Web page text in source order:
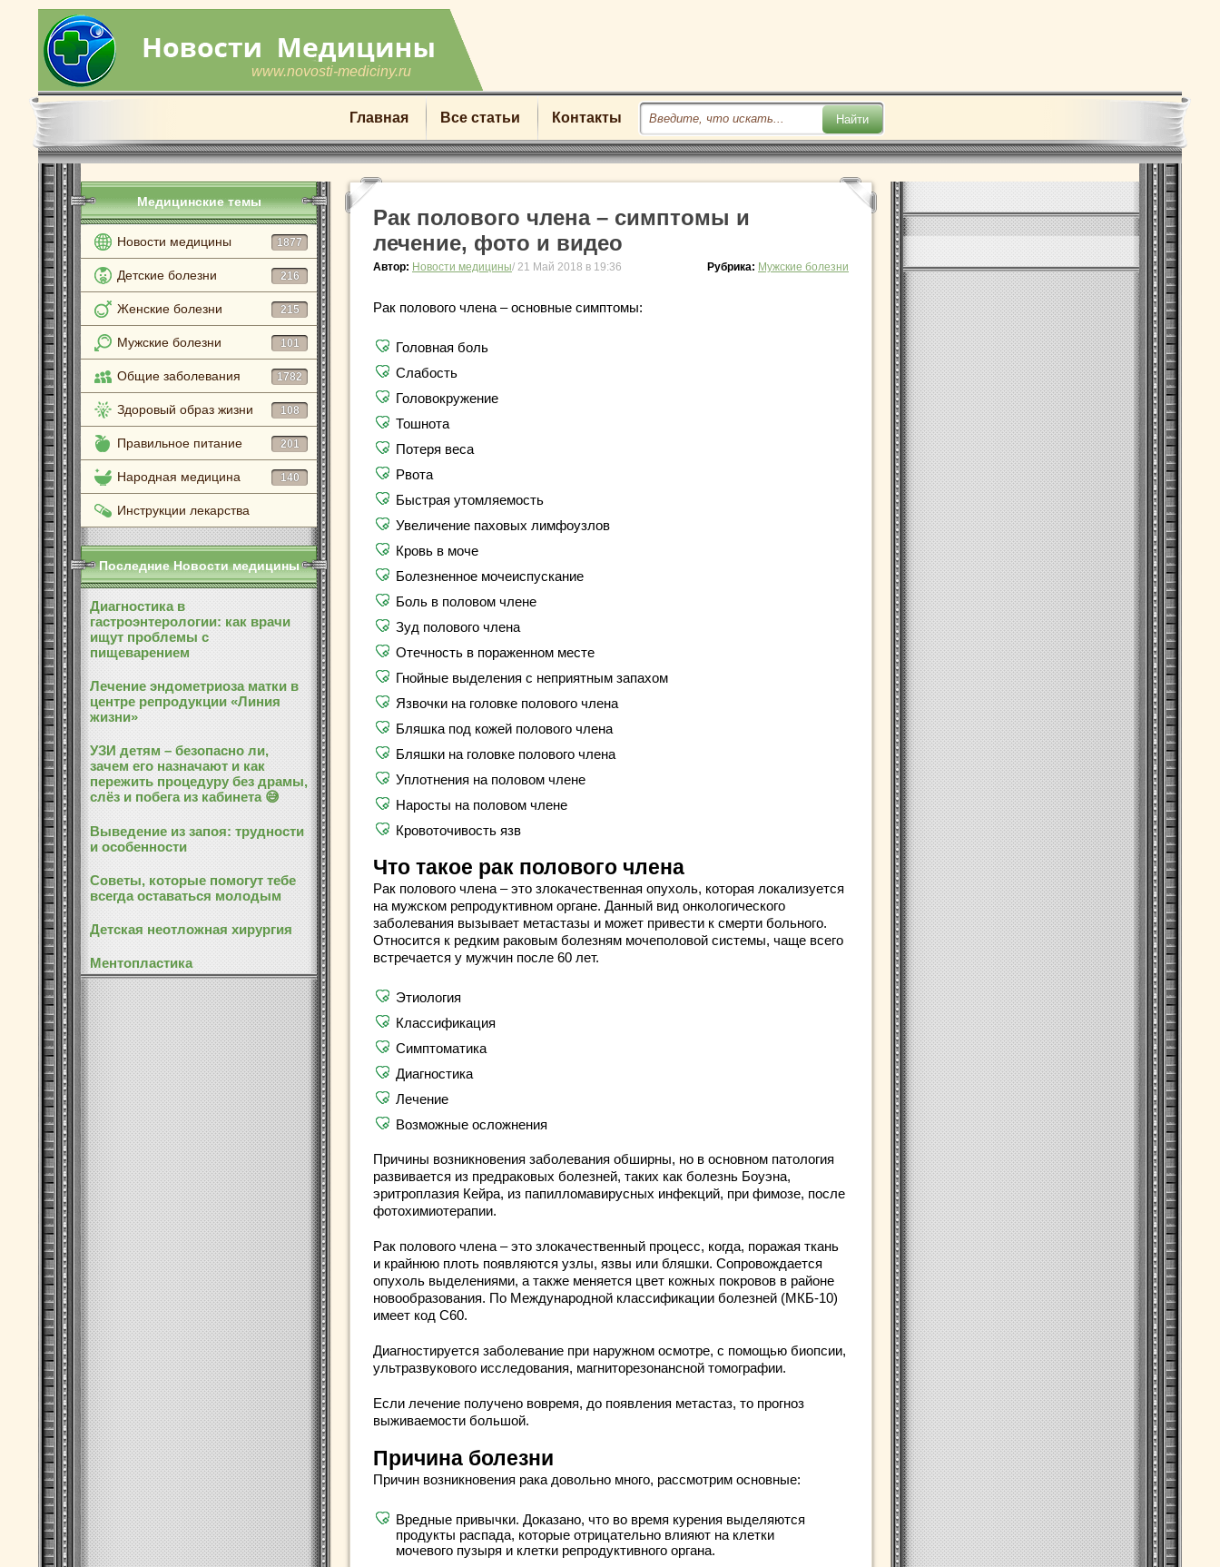
www.novosti-mediciny.ru
Главная Все статьи Контакты
Медицинские темы
Новости медицины 1877
Детские болезни 216
Женские болезни 215
Мужские болезни 101
Общие заболевания 1782
Здоровый образ жизни 108
Правильное питание 201
Народная медицина 140
Инструкции лекарства
Последние Новости медицины
Диагностика в
гастроэнтерологии: как врачи
ищут проблемы с
пищеварением
Лечение эндометриоза матки в
центре репродукции «Линия
жизни»
УЗИ детям – безопасно ли,
зачем его назначают и как
пережить процедуру без драмы,
слёз и побега из кабинета 😅
Выведение из запоя: трудности
и особенности
Советы, которые помогут тебе
всегда оставаться молодым
Детская неотложная хирургия
Ментопластика
Рак полового члена – симптомы и
лечение, фото и видео
Автор: Новости медицины/ 21 Май 2018 в 19:36 Рубрика: Мужские болезни
Рак полового члена – основные симптомы:
Головная боль
Слабость
Головокружение
Тошнота
Потеря веса
Рвота
Быстрая утомляемость
Увеличение паховых лимфоузлов
Кровь в моче
Болезненное мочеиспускание
Боль в половом члене
Зуд полового члена
Отечность в пораженном месте
Гнойные выделения с неприятным запахом
Язвочки на головке полового члена
Бляшка под кожей полового члена
Бляшки на головке полового члена
Уплотнения на половом члене
Наросты на половом члене
Кровоточивость язв
Что такое рак полового члена
Рак полового члена – это злокачественная опухоль, которая локализуется
на мужском репродуктивном органе. Данный вид онкологического
заболевания вызывает метастазы и может привести к смерти больного.
Относится к редким раковым болезням мочеполовой системы, чаще всего
встречается у мужчин после 60 лет.
Этиология
Классификация
Симптоматика
Диагностика
Лечение
Возможные осложнения
Причины возникновения заболевания обширны, но в основном патология
развивается из предраковых болезней, таких как болезнь Боуэна,
эритроплазия Кейра, из папилломавирусных инфекций, при фимозе, после
фотохимиотерапии.
Рак полового члена – это злокачественный процесс, когда, поражая ткань
и крайнюю плоть появляются узлы, язвы или бляшки. Сопровождается
опухоль выделениями, а также меняется цвет кожных покровов в районе
новообразования. По Международной классификации болезней (МКБ-10)
имеет код C60.
Диагностируется заболевание при наружном осмотре, с помощью биопсии,
ультразвукового исследования, магниторезонансной томографии.
Если лечение получено вовремя, до появления метастаз, то прогноз
выживаемости большой.
Причина болезни
Причин возникновения рака довольно много, рассмотрим основные:
Вредные привычки. Доказано, что во время курения выделяются
продукты распада, которые отрицательно влияют на клетки
мочевого пузыря и клетки репродуктивного органа.